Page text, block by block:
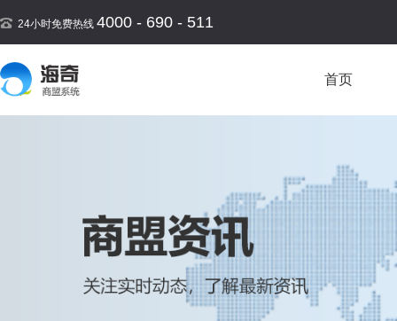
24小时免费热线 4000 - 690 - 511
首页